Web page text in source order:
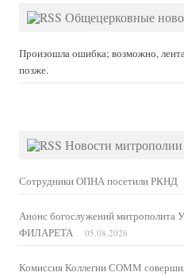
Общецерковные
Произошла ошибка; возможно,
позже.
Новости митрополии
Сотрудники ОПНА посетили РКНД
Анонс богослужений митрополита
ФИЛАРЕТА
05.08.2026
Комиссия Коллегии СОММ